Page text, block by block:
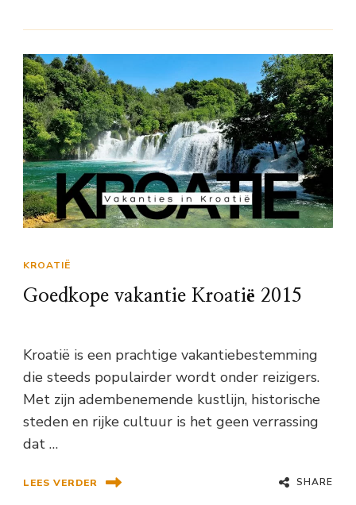
KROATIË
Goedkope vakantie Kroatië 2015
Kroatië is een prachtige vakantiebestemming
die steeds populairder wordt onder reizigers.
Met zijn adembenemende kustlijn, historische
steden en rijke cultuur is het geen verrassing
dat …
LEES VERDER SHARE